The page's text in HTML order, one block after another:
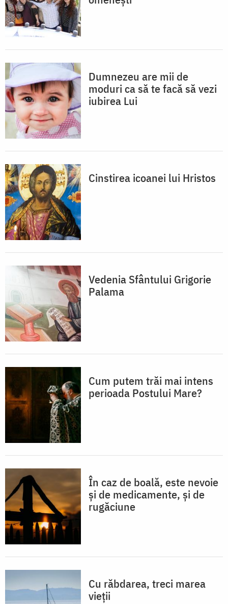
Dumnezeu are mii de
moduri ca să te facă să vezi
iubirea Lui
Cinstirea icoanei lui Hristos
Vedenia Sfântului Grigorie
Palama
Cum putem trăi mai intens
perioada Postului Mare?
În caz de boală, este nevoie
și de medicamente, și de
rugăciune
Cu răbdarea, treci marea
vieții